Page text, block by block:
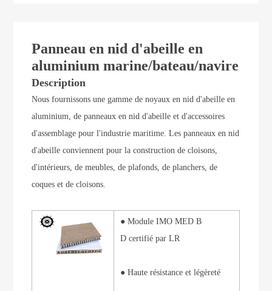
Panneau en nid d'abeille en
aluminium marine/bateau/navire
Description
Nous fournissons une gamme de noyaux en nid d'abeille en
aluminium, de panneaux en nid d'abeille et d'accessoires
d'assemblage pour l'industrie maritime. Les panneaux en nid
d'abeille conviennent pourla construction de cloisons,
d'intérieurs, de meubles, de plafonds, de planchers, de
coques et de cloisons.
●Module IMO MED B
D certifié par LR
●Haute résistance et légèreté